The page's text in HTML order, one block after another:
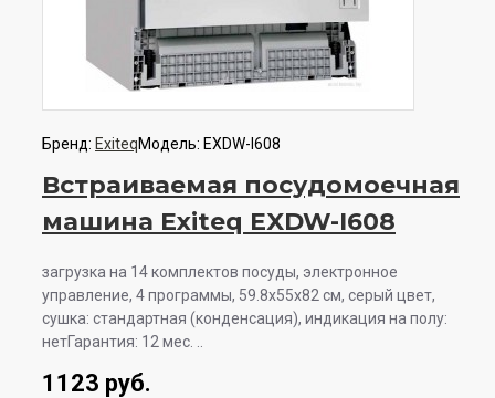
Бренд: ExiteqМодель: EXDW-I608
Встраиваемая посудомоечная
машина Exiteq EXDW-I608
загрузка на 14 комплектов посуды, электронное
управление, 4 программы, 59.8x55x82 см, серый цвет,
сушка: стандартная (конденсация), индикация на полу:
нетГарантия: 12 мес. ..
1123 руб.